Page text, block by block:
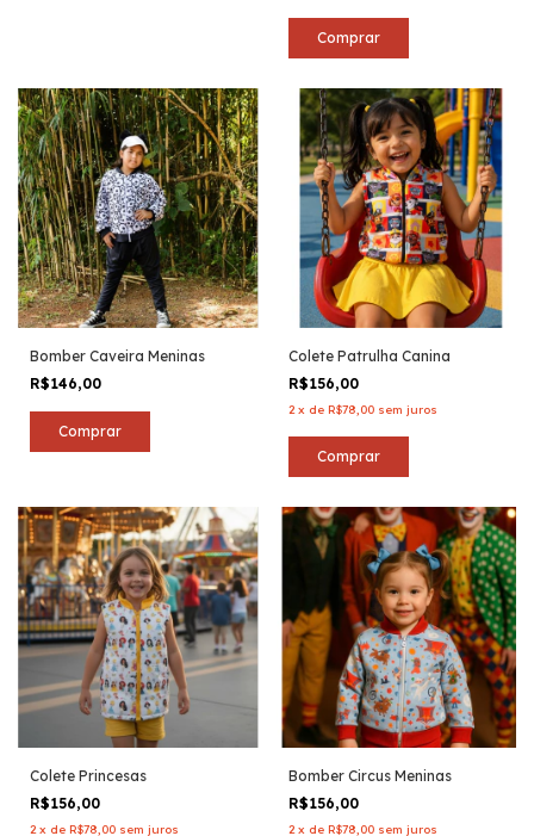
Comprar
Bomber Caveira Meninas
R$146,00
Comprar
Colete Patrulha Canina
R$156,00
2 x de R$78,00 sem juros
Comprar
Colete Princesas
R$156,00
2 x de R$78,00 sem juros
Bomber Circus Meninas
R$156,00
2 x de R$78,00 sem juros